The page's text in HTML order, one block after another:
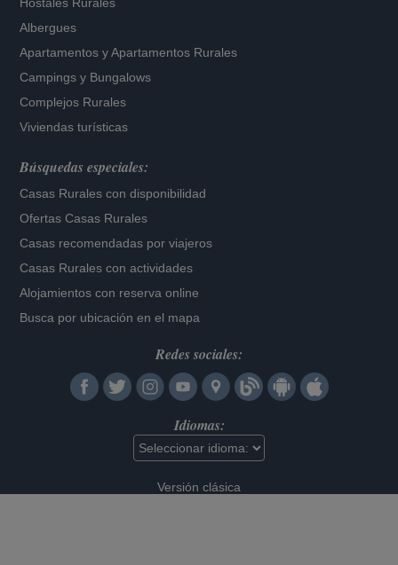
Albergues
Apartamentos yApartamentos Rurales
Campings y Bungalows
Complejos Rurales
Viviendas turísticas
Búsquedas especiales:
Casas Rurales con disponibilidad
Ofertas Casas Rurales
Casas recomendadas por viajeros
Casas Rurales con actividades
Alojamientos con reserva online
Busca por ubicación en el mapa
Redes sociales:
Idiomas:
Versión clásica